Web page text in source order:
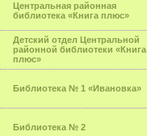
Центральная районная
библиотека «Книга плюс»
Детский отдел Центральной
районной библиотеки «Книга
плюс»
Библиотека № 1 «Ивановка»
Библиотека № 2